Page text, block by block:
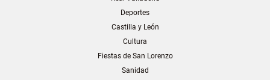
Deportes
Castilla y León
Cultura
Fiestas de San Lorenzo
Sanidad